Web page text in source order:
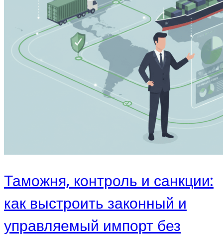
Таможня, контроль и санкции:
как выстроить законный и
управляемый импорт без